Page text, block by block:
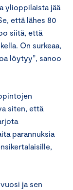
ylioppilaista jää
että lähes 80
siitä, että
On surkeaa,
löytyy”, sanoo
siten, että
parannuksia
ja sen